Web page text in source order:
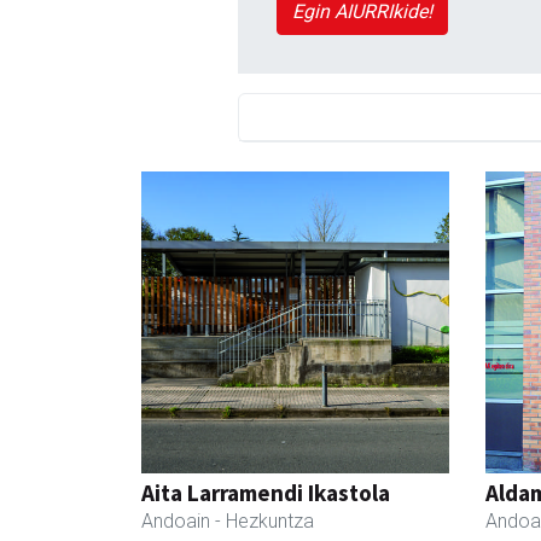
Egin AIURRIkide!
Aita Larramendi Ikastola
Andoain - Hezkuntza